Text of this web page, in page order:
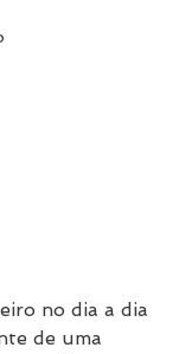
no dia a dia
de uma